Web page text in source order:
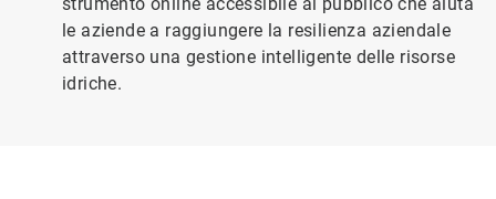
le aziende a raggiungere la resilienza aziendale
attraverso una gestione intelligente delle risorse
idriche.